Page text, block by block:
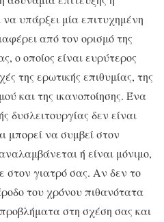
να υπάρξει μία επιτυχημένη
από τον ορισμό της
ο οποίος είναι ευρύτερος
της ερωτικής επιθυμίας, της
και της ικανοποίησης. Ένα
δυσλειτουργίας δεν είναι
μπορεί να συμβεί στον
ή είναι μόνιμο,
στον γιατρό σας. Αν δεν το
του χρόνου πιθανότατα
στη σχέση σας και